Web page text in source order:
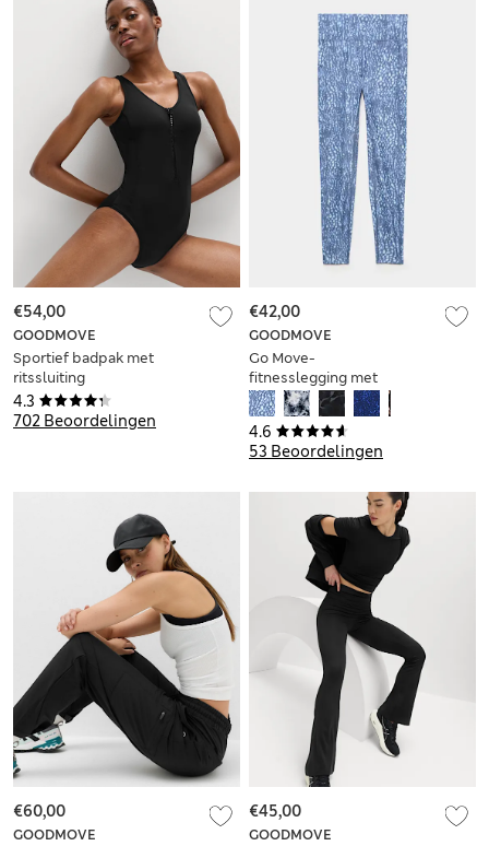
4.3
702 Beoordelingen
GOODMOVE
Sportief badpak met
ritssluiting
€54,00
4.6
53 Beoordelingen
GOODMOVE
Go Move-
fitnesslegging met
print
€42,00
GOODMOVE
€60,00
GOODMOVE
€45,00